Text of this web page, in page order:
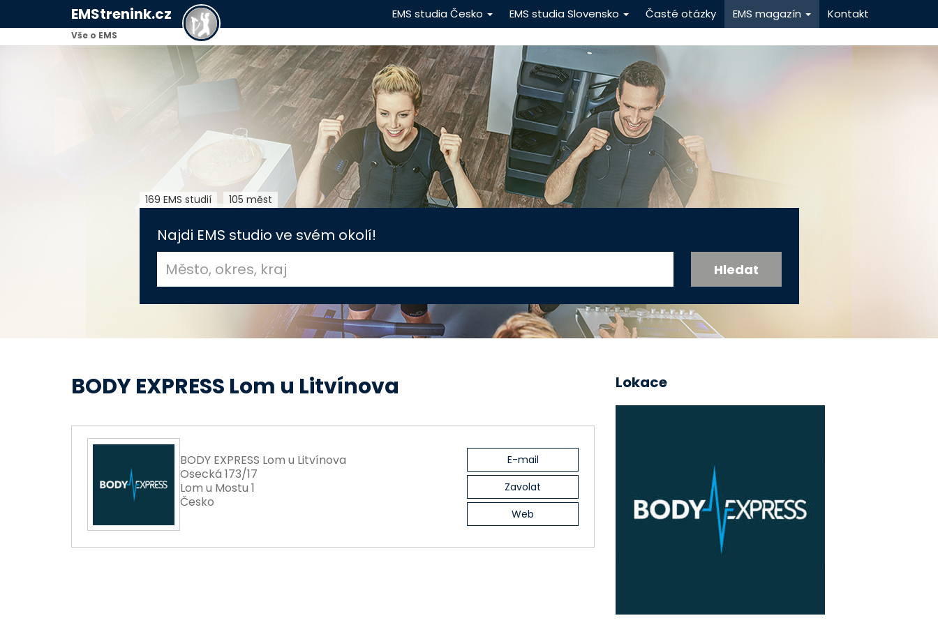
EMStrenink.cz
Vše o EMS
EMS studia Česko EMS studia Slovensko Časté otázky EMS magazín Kontakt
169 EMS studií 105 měst
Najdi EMS studio ve svém okolí!
BODY EXPRESS Lom u Litvínova
BODY EXPRESS Lom u Litvínova
Osecká 173/17
Lom u Mostu 1
Česko
E-mail
Zavolat
Web
Lokace